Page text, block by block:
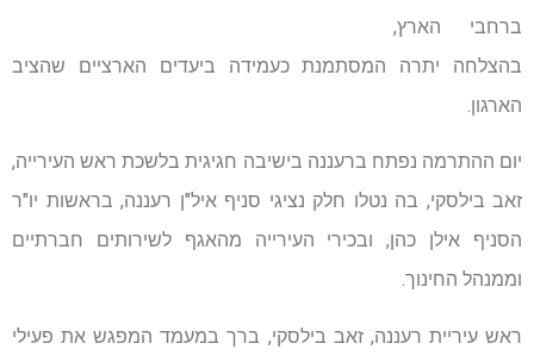
ברחבי הארץ,
בהצלחה יתרה המסתמנת כעמידה ביעדים הארציים שהציב
הארגון.
יום ההתרמה נפתח ברעננה בישיבה חגיגית בלשכת ראש העירייה,
זאב בילסקי, בה נטלו חלק נציגי סניף איל"ן רעננה, בראשות יו"ר
הסניף אילן כהן, ובכירי העירייה מהאגף לשירותים חברתיים
וממנהל החינוך.
ראש עיריית רעננה, זאב בילסקי, ברך במעמד המפגש את פעילי